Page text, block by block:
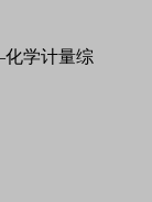
学计量综